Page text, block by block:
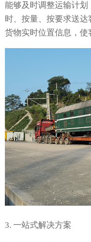
能够及时调整运输计
时、按量、按要求送
货物实时位置信息，使
3. 一站式解决方案